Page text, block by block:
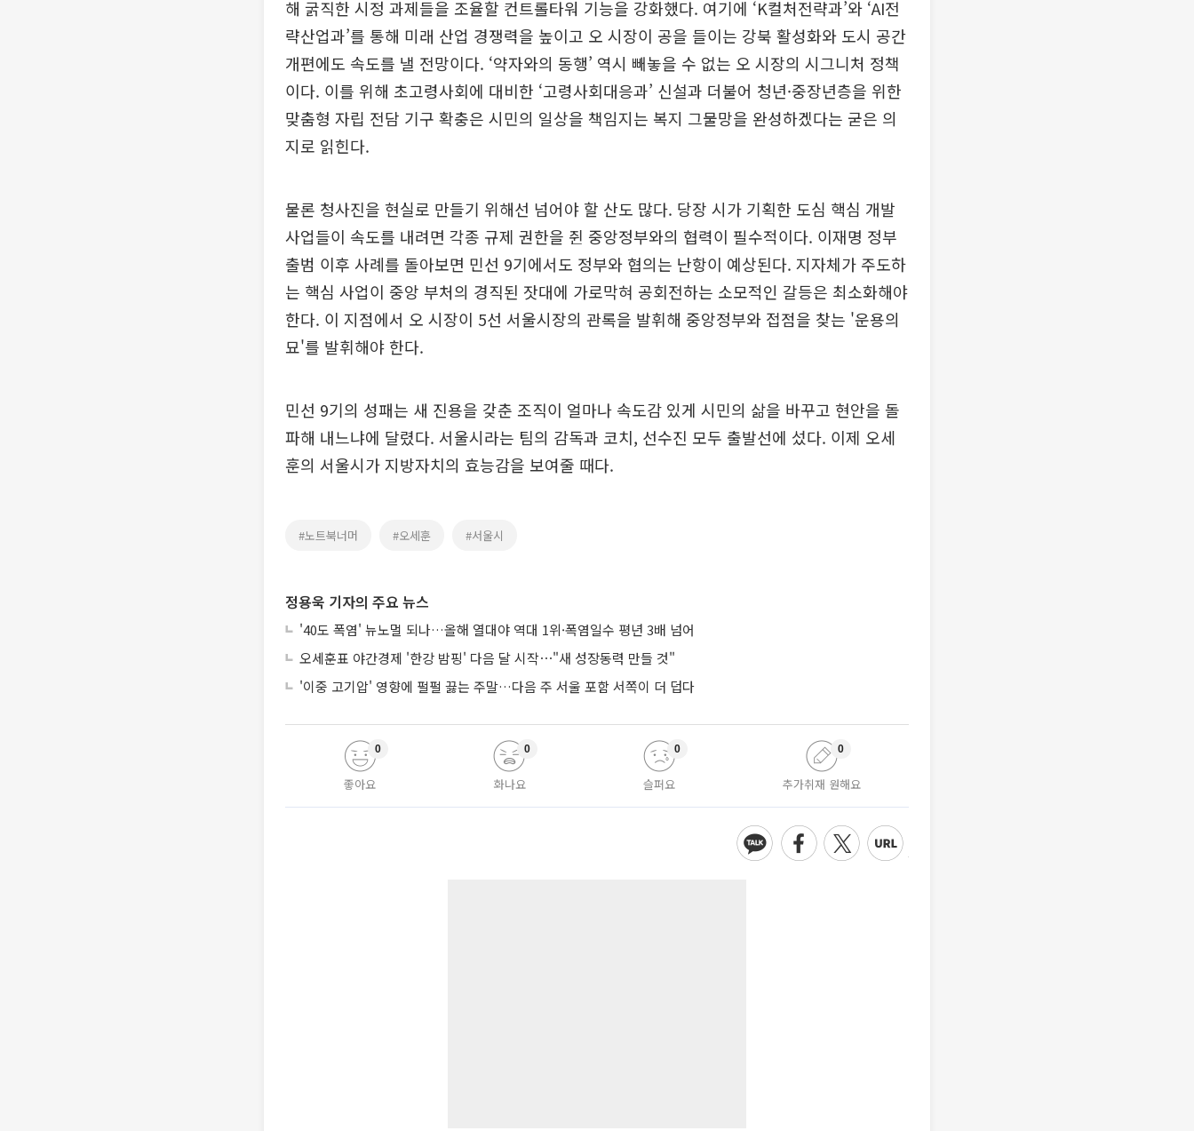
해 굵직한 시정 과제들을 조율할 컨트롤타워 기능을 강화했다. 여기에 ‘K컬처전략과’와 ‘AI전
략산업과’를 통해 미래 산업 경쟁력을 높이고 오 시장이 공을 들이는 강북 활성화와 도시 공간
개편에도 속도를 낼 전망이다. ‘약자와의 동행’ 역시 빼놓을 수 없는 오 시장의 시그니처 정책
이다. 이를 위해 초고령사회에 대비한 ‘고령사회대응과’ 신설과 더불어 청년·중장년층을 위한
맞춤형 자립 전담 기구 확충은 시민의 일상을 책임지는 복지 그물망을 완성하겠다는 굳은 의
지로 읽힌다.
물론 청사진을 현실로 만들기 위해선 넘어야 할 산도 많다. 당장 시가 기획한 도심 핵심 개발
사업들이 속도를 내려면 각종 규제 권한을 쥔 중앙정부와의 협력이 필수적이다. 이재명 정부
출범 이후 사례를 돌아보면 민선 9기에서도 정부와 협의는 난항이 예상된다. 지자체가 주도하
는 핵심 사업이 중앙 부처의 경직된 잣대에 가로막혀 공회전하는 소모적인 갈등은 최소화해야
한다. 이 지점에서 오 시장이 5선 서울시장의 관록을 발휘해 중앙정부와 접점을 찾는 '운용의
묘'를 발휘해야 한다.
민선 9기의 성패는 새 진용을 갖춘 조직이 얼마나 속도감 있게 시민의 삶을 바꾸고 현안을 돌
파해 내느냐에 달렸다. 서울시라는 팀의 감독과 코치, 선수진 모두 출발선에 섰다. 이제 오세
훈의 서울시가 지방자치의 효능감을 보여줄 때다.
#노트북너머 #오세훈 #서울시
정용욱 기자의 주요 뉴스
'40도 폭염' 뉴노멀 되나…올해 열대야 역대 1위·폭염일수 평년 3배 넘어
오세훈표 야간경제 '한강 밤핑' 다음 달 시작⋯"새 성장동력 만들 것"
'이중 고기압' 영향에 펄펄 끓는 주말…다음 주 서울 포함 서쪽이 더 덥다
좋아요
0
화나요
0
슬퍼요
0
추가취재 원해요
0